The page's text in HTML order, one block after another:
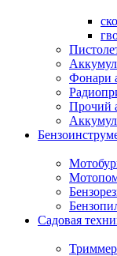
Фонари
Прочий
Садовая